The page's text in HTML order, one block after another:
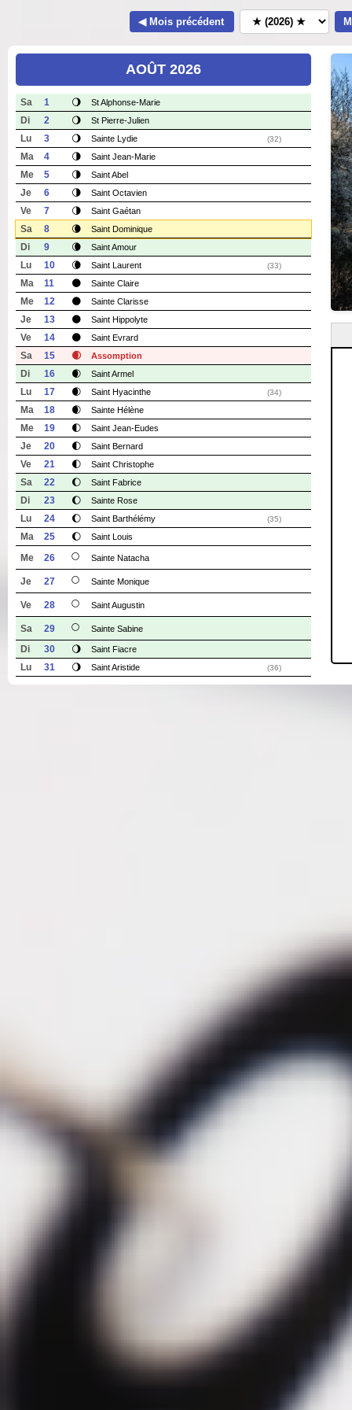
◀ Mois précédent
AOÛT 2026
Sa 1 🌖 St Alphonse-Marie
Di 2 🌖 St Pierre-Julien
Lu 3 🌖 Sainte Lydie (32)
Ma 4 🌗 Saint Jean-Marie
Me 5 🌗 Saint Abel
Je 6 🌗 Saint Octavien
Ve 7 🌗 Saint Gaétan
Sa 8 🌘 Saint Dominique
Di 9 🌘 Saint Amour
Lu 10 🌘 Saint Laurent (33)
Ma 11 🌑 Sainte Claire
Me 12 🌑 Sainte Clarisse
Je 13 🌑 Saint Hippolyte
Ve 14 🌑 Saint Evrard
Sa 15 🌒 Assomption
Di 16 🌒 Saint Armel
Lu 17 🌒 Saint Hyacinthe (34)
Ma 18 🌒 Sainte Hélène
Me 19 🌓 Saint Jean-Eudes
Je 20 🌓 Saint Bernard
Ve 21 🌓 Saint Christophe
Sa 22 🌔 Saint Fabrice
Di 23 🌔 Sainte Rose
Lu 24 🌔 Saint Barthélémy (35)
Ma 25 🌔 Saint Louis
Me 26 🌕 Sainte Natacha
Je 27 🌕 Sainte Monique
Ve 28 🌕 Saint Augustin
Sa 29 🌕 Sainte Sabine
Di 30 🌖 Saint Fiacre
Lu 31 🌖 Saint Aristide (36)